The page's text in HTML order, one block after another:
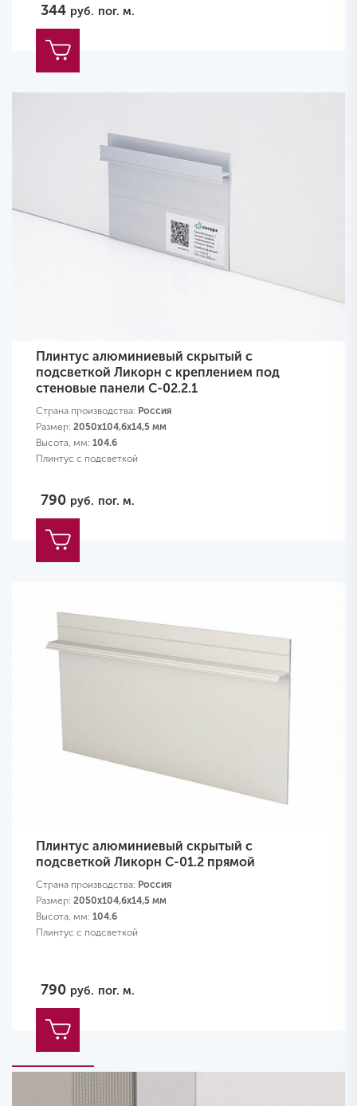
344 руб. пог. м.
Плинтус алюминиевый скрытый с
подсветкой Ликорн с креплением под
стеновые панели С-02.2.1
Страна производства: Россия
Размер: 2050х104,6х14,5 мм
Высота, мм: 104.6
Плинтус с подсветкой
790 руб. пог. м.
Плинтус алюминиевый скрытый с
подсветкой Ликорн C-01.2 прямой
Страна производства: Россия
Размер: 2050х104,6х14,5 мм
Высота, мм: 104.6
Плинтус с подсветкой
790 руб. пог. м.